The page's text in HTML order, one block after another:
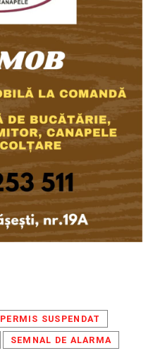
PERMIS SUSPENDAT
SEMNAL DE ALARMA